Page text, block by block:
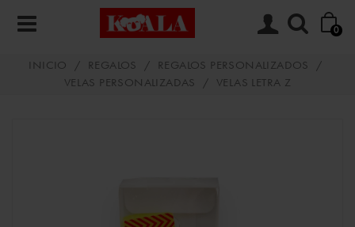
0
INICIO / REGALOS / REGALOS PERSONALIZADOS
/
VELAS PERSONALIZADAS
/ VELAS LETRA Z